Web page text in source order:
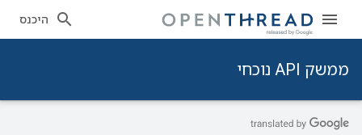
היכנס
ממשק API נוכחי